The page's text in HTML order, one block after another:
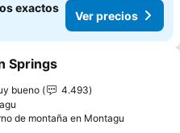
exactos
Ver precios
a favoritos
Springs
bueno
4.493
de montaña en Montagu